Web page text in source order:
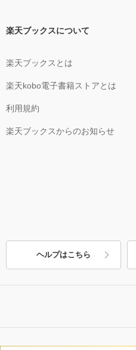
楽天ブックスについて
楽天ブックスとは
楽天kobo電子書籍ストアとは
利用規約
楽天ブックスからのお知らせ
ヘルプはこちら